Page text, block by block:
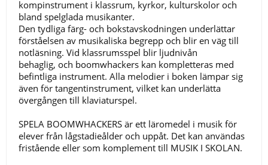
kompinstrument i klassrum, kyrkor, kulturskolor och
bland spelglada musikanter.
Den tydliga färg- och bokstavskodningen underlättar
förståelsen av musikaliska begrepp och blir en väg till
notläsning. Vid klassrumsspel blir ljudnivån
behaglig, och boomwhackers kan kompletteras med
befintliga instrument. Alla melodier i boken lämpar sig
även för tangentinstrument, vilket kan underlätta
övergången till klaviaturspel.
SPELA BOOMWHACKERS är ett läromedel i musik för
elever från lågstadieålder och uppåt. Det kan användas
fristående eller som komplement till MUSIK I SKOLAN.